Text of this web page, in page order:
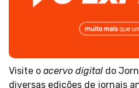
Visite o acervo digital do
diversas edições de jornais